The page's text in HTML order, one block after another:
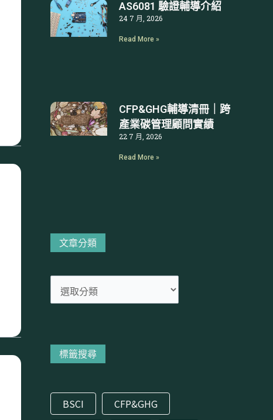
AS6081 驗證輔導介紹
24 7 月, 2026
Read More »
CFP&GHG輔導清冊｜跨
產業碳管理顧問實績
22 7 月, 2026
Read More »
文章分類
標籤搜尋
BSCI
CFP&GHG